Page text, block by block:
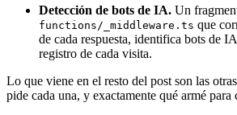
Detección de bots de IA. Un
functions/_middleware.ts que
de cada respuesta, identifica bots de
registro de cada visita.
Lo que viene en el resto del post son las
pide cada una, y exactamente qué armé para